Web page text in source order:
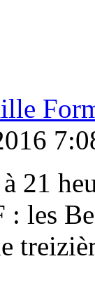
21
: les